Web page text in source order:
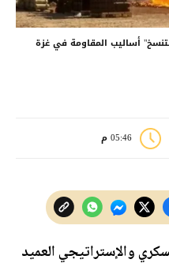
أساليب المقاومة في غزة
05:46 م
والإستراتيجي العميد